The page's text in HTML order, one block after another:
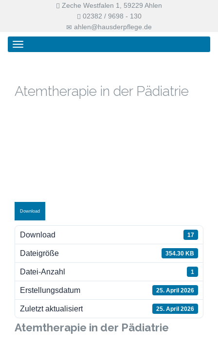
Zeche Westfalen 1, 59229 Ahlen
02382 / 9698 - 130
ahlen@hausderpflege.de
Primary
Menu
Skip
Haus der Pflege
Atemtherapie in der Pädiatrie
Download
Download 17
Dateigröße 354.30 KB
Datei-Anzahl 1
Erstellungsdatum 25. April 2026
Zuletzt aktualisiert 25. April 2026
Atemtherapie in der Pädiatrie